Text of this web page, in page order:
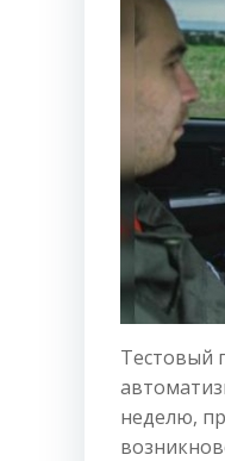
Тестовый
неделю,